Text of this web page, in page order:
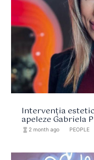
Intervenția
apeleze Gabriela
hourglass_full 2 month ago PEOPLE